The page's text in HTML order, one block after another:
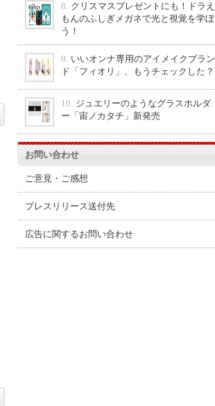
8. クリスマスプレゼントにも！ドラえ
もんのふしぎメガネで光と視覚を学ぼ
う！
9. いいオンナ専用のアイメイクブラン
ド「フィオリ」、もうチェックした？
10. ジュエリーのようなグラスホルダ
ー「宙ノカタチ」新発売
お問い合わせ
ご意見・ご感想
プレスリリース送付先
広告に関するお問い合わせ